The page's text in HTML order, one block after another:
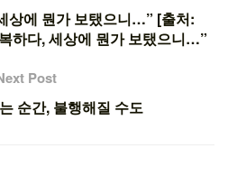
상에 뭔가 보탰으니…” [출처:
하다, 세상에 뭔가 보탰으니…”
Post
순간, 불행해질 수도